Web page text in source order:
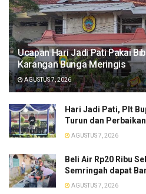
​Ucapan Hari Jadi Pati Pakai
Karangan Bunga Meringis
AGUSTUS 7, 2026
​Hari Jadi Pati, Plt
Turun dan
AGUSTUS 7, 2026
Beli Air Rp20 Ribu
Semringah dapat
AGUSTUS 7, 2026